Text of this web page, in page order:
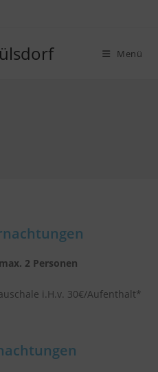
Menü
2 Personen
i.H.v. 30€/Aufenthalt*